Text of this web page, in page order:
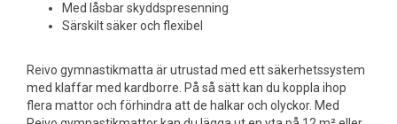
Med låsbar skyddspresenning
Särskilt säker och flexibel
Reivo gymnastikmatta är utrustad med ett säkerhetssystem
med klaffar med kardborre. På så sätt kan du koppla ihop
flera mattor och förhindra att de halkar och olyckor. Med